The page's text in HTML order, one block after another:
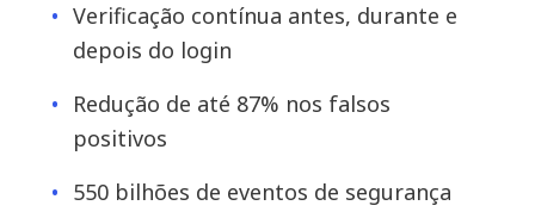
Verificação contínua antes, durante e
depois do login
Redução de até 87% nos falsos
positivos
550 bilhões de eventos de segurança